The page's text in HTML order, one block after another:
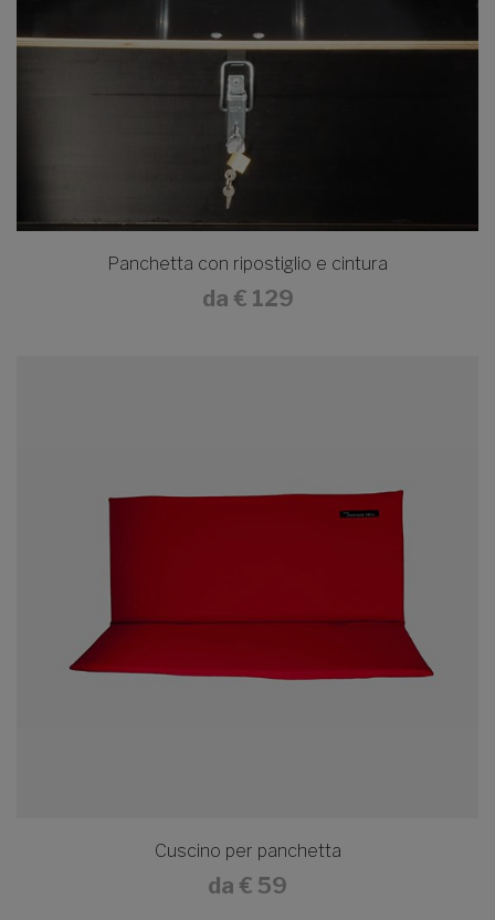
Panchetta con ripostiglio e cintura
da € 129
Cuscino per panchetta
da € 59